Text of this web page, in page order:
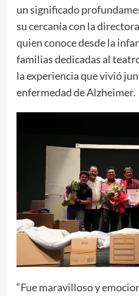
un significado
su cercanía con la
quien conoce desde la
familias dedicadas al
la experiencia que vivió
enfermedad de Alzheimer.
“Fue maravilloso y